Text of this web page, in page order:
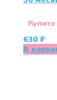
630 ₽
В